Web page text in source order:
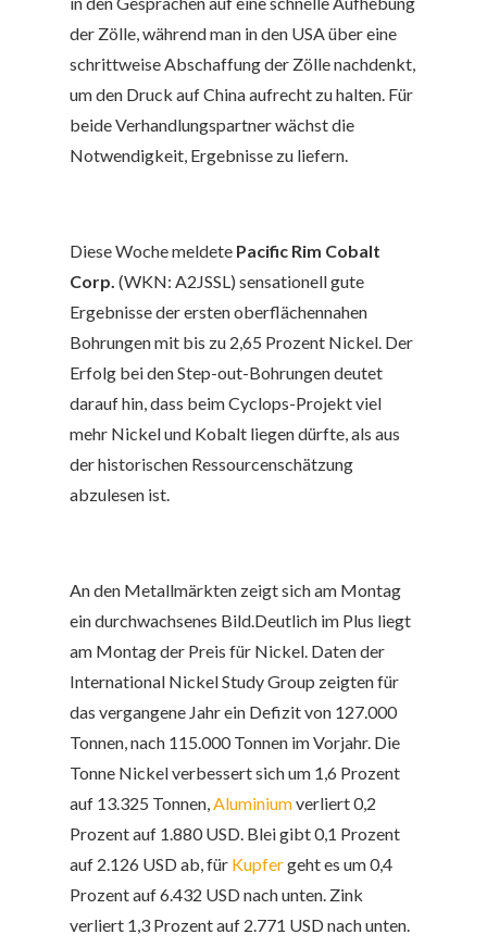
der Zölle, während man in den USA über eine
schrittweise Abschaffung der Zölle nachdenkt,
um den Druck auf China aufrecht zu halten. Für
beide Verhandlungspartner wächst die
Notwendigkeit, Ergebnisse zu liefern.
Diese Woche meldete Pacific Rim Cobalt
Corp. (WKN: A2JSSL) sensationell gute
Ergebnisse der ersten oberflächennahen
Bohrungen mit bis zu 2,65 Prozent Nickel. Der
Erfolg bei den Step-out-Bohrungen deutet
darauf hin, dass beim Cyclops-Projekt viel
mehr Nickel und Kobalt liegen dürfte, als aus
der historischen Ressourcenschätzung
abzulesen ist.
An den Metallmärkten zeigt sich am Montag
ein durchwachsenes Bild.Deutlich im Plus liegt
am Montag der Preis für Nickel. Daten der
International Nickel Study Group zeigten für
das vergangene Jahr ein Defizit von 127.000
Tonnen, nach 115.000 Tonnen im Vorjahr. Die
Tonne Nickel verbessert sich um 1,6 Prozent
auf 13.325 Tonnen,Aluminiumverliert 0,2
Prozent auf 1.880 USD. Bleigibt 0,1 Prozent
auf 2.126 USD ab, für Kupfergeht es um 0,4
Prozent auf 6.432 USD nach unten. Zink
verliert 1,3 Prozent auf 2.771 USD nach unten.